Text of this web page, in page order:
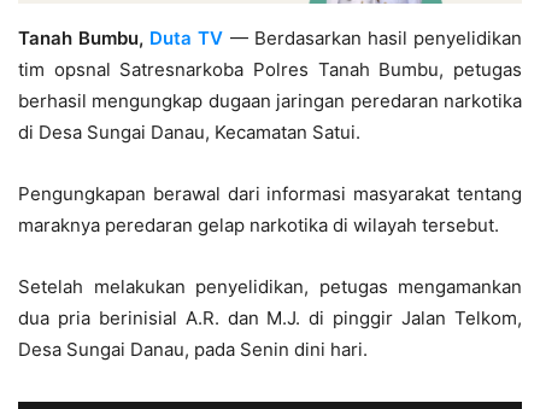
Tanah Bumbu, Duta TV — Berdasarkan hasil penyelidikan
tim opsnal Satresnarkoba Polres Tanah Bumbu, petugas
berhasil mengungkap dugaan jaringan peredaran narkotika
di Desa Sungai Danau, Kecamatan Satui.
Pengungkapan berawal dari informasi masyarakat tentang
maraknya peredaran gelap narkotika di wilayah tersebut.
Setelah melakukan penyelidikan, petugas mengamankan
dua pria berinisial A.R. dan M.J. di pinggir Jalan Telkom,
Desa Sungai Danau, pada Senin dini hari.